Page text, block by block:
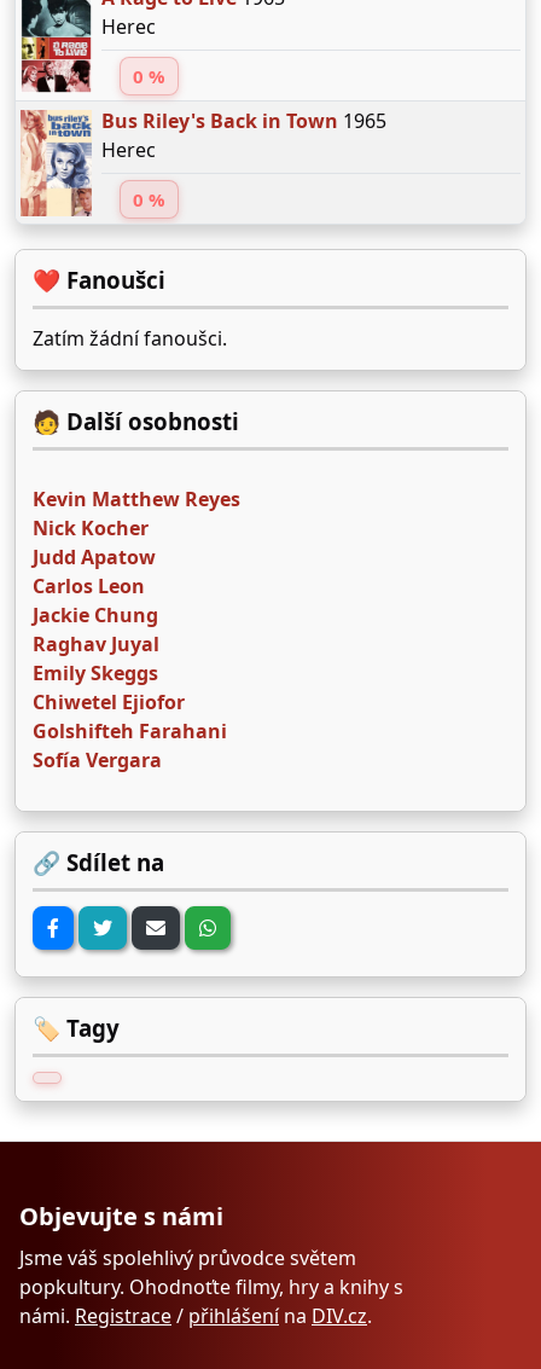
Herec
0 %
Bus Riley's Back in Town 1965
Herec
0 %
❤️ Fanoušci
Zatím žádní fanoušci.
🧑 Další osobnosti
Kevin Matthew Reyes
Nick Kocher
Judd Apatow
Carlos Leon
Jackie Chung
Raghav Juyal
Emily Skeggs
Chiwetel Ejiofor
Golshifteh Farahani
Sofía Vergara
🔗 Sdílet na
🏷️ Tagy
Objevujte s námi
Jsme váš spolehlivý průvodce světem
popkultury. Ohodnoťte filmy, hry a knihy s
námi. Registrace/ přihlášenína DIV.cz.